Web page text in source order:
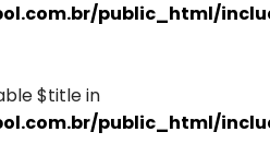
public_html/
$title in
public_html/